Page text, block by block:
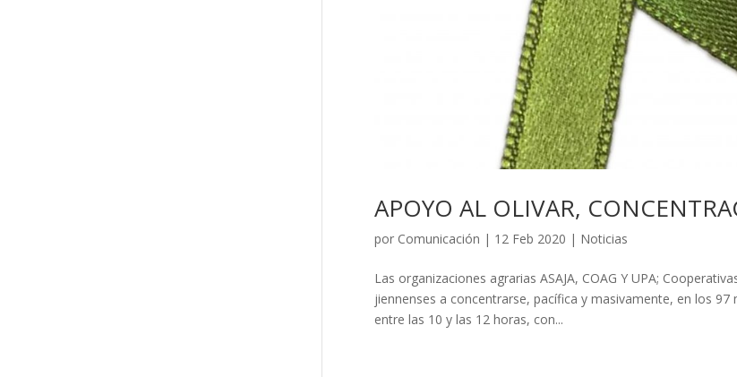
APOYO AL OLIVAR,
por Comunicación | 12 Feb 2020 | Noticias
Las organizaciones agrarias ASAJA, COAG Y UPA;
jiennenses a concentrarse, pacífica y masivamente, en los
entre las 10 y las 12 horas, con...